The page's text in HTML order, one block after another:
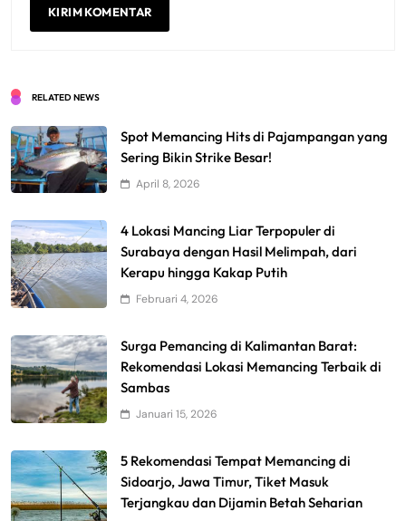
RELATED NEWS
Spot Memancing Hits di Pajampangan yang
Sering Bikin Strike Besar!
April 8, 2026
4 Lokasi Mancing Liar Terpopuler di
Surabaya dengan Hasil Melimpah, dari
Kerapu hingga Kakap Putih
Februari 4, 2026
Surga Pemancing di Kalimantan Barat:
Rekomendasi Lokasi Memancing Terbaik di
Sambas
Januari 15, 2026
5 Rekomendasi Tempat Memancing di
Sidoarjo, Jawa Timur, Tiket Masuk
Terjangkau dan Dijamin Betah Seharian